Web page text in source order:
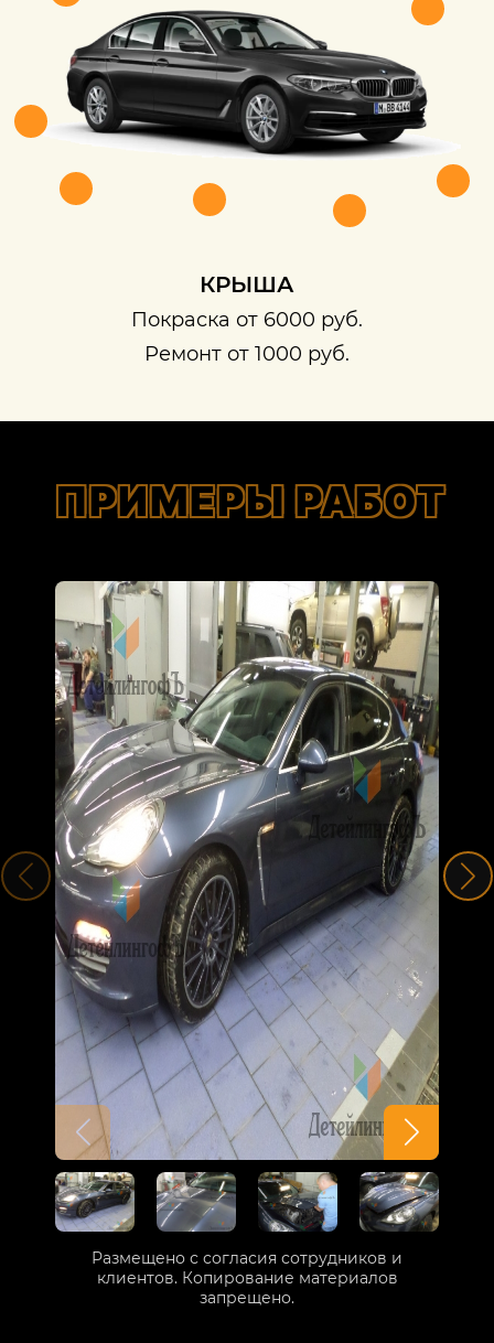
КРЫША
Покраска от 6000 руб.
Ремонт от 1000 руб.
ПРИМЕРЫ РАБОТ
Размещено с согласия сотрудников и
клиентов. Копирование материалов
запрещено.